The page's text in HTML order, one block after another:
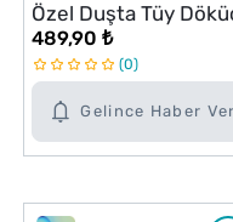
Gelince Haber Ver
Özel Duşta Tüy
Krem 150ml
489,90 ₺
0